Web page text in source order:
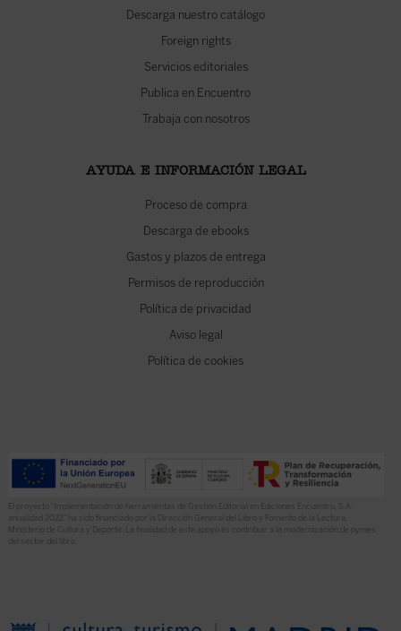
Descarga nuestro catálogo
Foreign rights
Servicios editoriales
Publica en Encuentro
Trabaja con nosotros
AYUDA E INFORMACIÓN LEGAL
Proceso de compra
Descarga de ebooks
Gastos y plazos de entrega
Permisos de reproducción
Política de privacidad
Aviso legal
Política de cookies
El proyecto “Implementación de herramientas de Gestión Editorial en Ediciones Encuentro, S.A.
anualidad 2022” ha sido financiado por la Dirección General del Libro y Fomento de la Lectura,
Ministerio de Cultura y Deporte. La finalidad de este apoyo es contribuir a la modernización de pymes
del sector del libro.